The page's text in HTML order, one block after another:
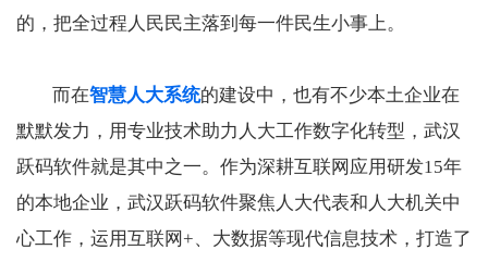
的，把全过程人民民主落到每一件民生小事上。
而在智慧人大系统的建设中，也有不少本土企业在
默默发力，用专业技术助力人大工作数字化转型，武汉
跃码软件就是其中之一。作为深耕互联网应用研发15年
的本地企业，武汉跃码软件聚焦人大代表和人大机关中
心工作，运用互联网+、大数据等现代信息技术，打造了